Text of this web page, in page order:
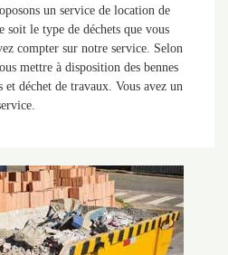
un service de location de
soit le type de déchets que vous
compter sur notre service. Selon
mettre à disposition des bennes
et déchet de travaux. Vous avez un